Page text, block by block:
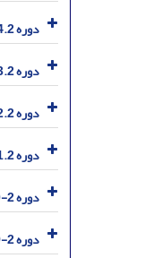
دوره 34.2 (1397)
دوره 33.2 (1396)
دوره 32.2 (1395)
دوره 31.2 (1394)
دوره 2-30 (1393)
دوره 2-29 (1392)